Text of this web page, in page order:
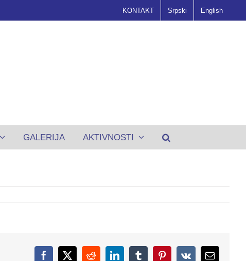
KONTAKT Srpski English
GALERIJA AKTIVNOSTI